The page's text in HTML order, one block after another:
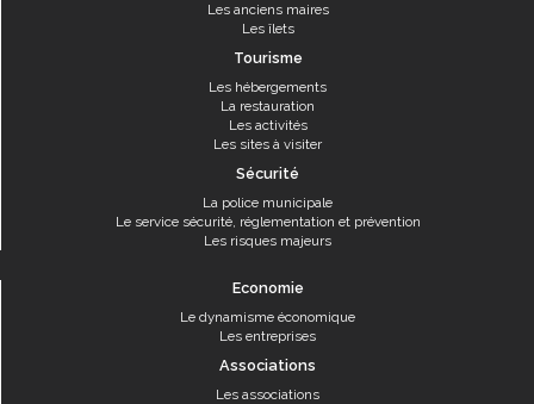
Les anciens maires
Les îlets
Tourisme
Les hébergements
La restauration
Les activités
Les sites à visiter
Sécurité
La police municipale
Le service sécurité, réglementation et prévention
Les risques majeurs
Economie
Le dynamisme économique
Les entreprises
Associations
Les associations